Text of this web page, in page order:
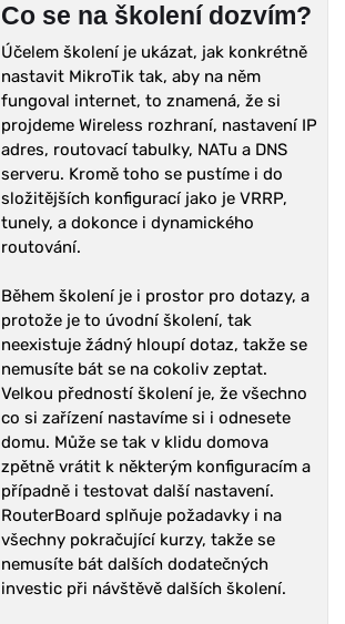
Co se na školení dozvím?
Účelem školení je ukázat, jak konkrétně
nastavit MikroTik tak, aby na něm
fungoval internet, to znamená, že si
projdeme Wireless rozhraní, nastavení IP
adres, routovací tabulky, NATu a DNS
serveru. Kromě toho se pustíme i do
složitějších konfigurací jako je VRRP,
tunely, a dokonce i dynamického
routování.
Během školení je i prostor pro dotazy, a
protože je to úvodní školení, tak
neexistuje žádný hloupí dotaz, takže se
nemusíte bát se na cokoliv zeptat.
Velkou předností školení je, že všechno
co si zařízení nastavíme si i odnesete
domu. Může se tak v klidu domova
zpětně vrátit k některým konfiguracím a
případně i testovat další nastavení.
RouterBoard splňuje požadavky i na
všechny pokračující kurzy, takže se
nemusíte bát dalších dodatečných
investic při návštěvě dalších školení.